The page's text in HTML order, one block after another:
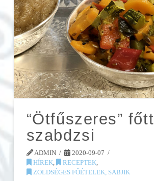
“Ötfűszeres” főtt
szabdzsi
ADMIN
2020-09-07
HÍREK, RECEPTEK,
ZÖLDSÉGES FŐÉTELEK, SABJIK